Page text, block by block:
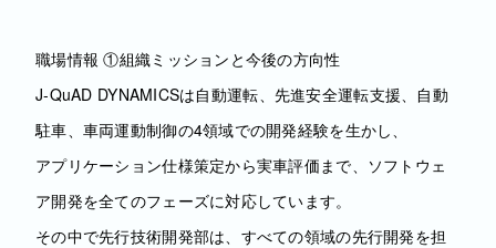
職場情報 ①組織ミッションと今後の方向性
J-QuAD DYNAMICSは自動運転、先進安全運転支援、自動
駐車、車両運動制御の4領域での開発経験を生かし、
アプリケーション仕様策定から実車評価まで、ソフトウェ
ア開発を全てのフェーズに対応しています。
その中で先行技術開発部は、すべての領域の先行開発を担